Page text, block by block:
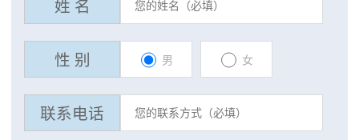
姓 名
性 别 男 女
联系电话